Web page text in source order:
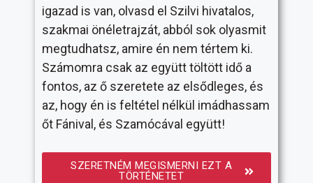
igazad is van, olvasd el Szilvi hivatalos,
szakmai önéletrajzát, abból sok olyasmit
megtudhatsz, amire én nem tértem ki.
Számomra csak az együtt töltött idő a
fontos, az ő szeretete az elsődleges, és
az, hogy én is feltétel nélkül imádhassam
őt Fánival, és Szamócával együtt!
SZERETNÉM MEGISMERNI EZT A
TÖRTÉNETET